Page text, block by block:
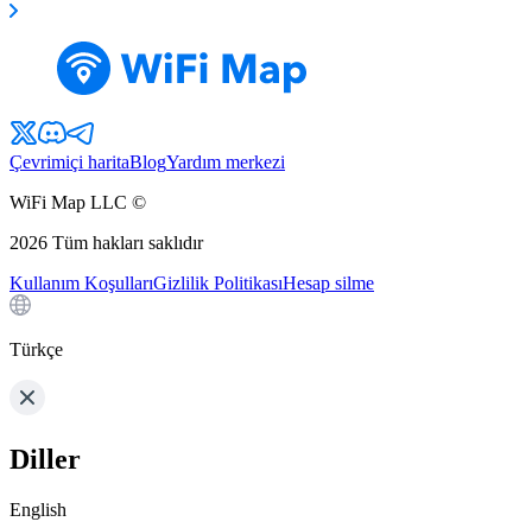
Çevrimiçi haritaBlogYardım merkezi
WiFi Map LLC ©
2026 Tüm hakları saklıdır
Kullanım KoşullarıGizlilik PolitikasıHesap silme
Türkçe
Diller
English